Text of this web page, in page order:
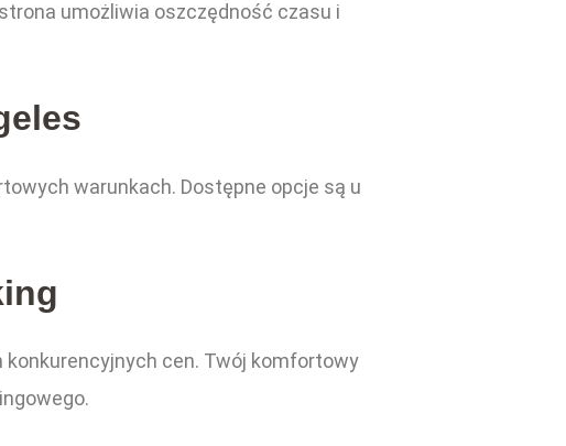
umożliwia oszczędność czasu i
warunkach. Dostępne opcje są u
cen. Twój komfortowy